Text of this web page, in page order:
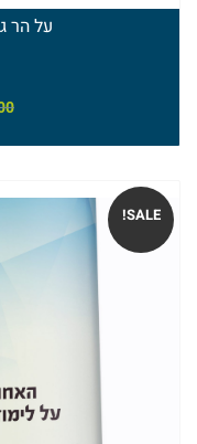
ומנהג
הרב
משה
בלייכר
ספרי
על הר
SALE!